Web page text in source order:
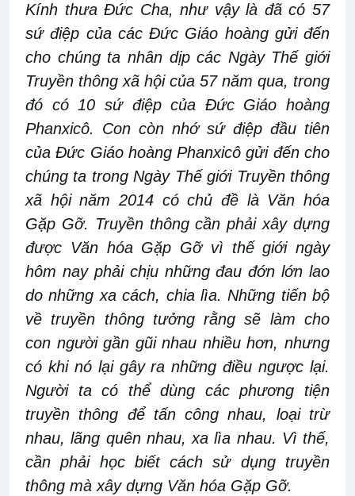
Kính thưa Đức Cha, như vậy là đã có 57
sứ điệp của các Đức Giáo hoàng gửi đến
cho chúng ta nhân dịp các Ngày Thế giới
Truyền thông xã hội của 57 năm qua, trong
đó có 10 sứ điệp của Đức Giáo hoàng
Phanxicô. Con còn nhớ sứ điệp đầu tiên
của Đức Giáo hoàng Phanxicô gửi đến cho
chúng ta trong Ngày Thế giới Truyền thông
xã hội năm 2014 có chủ đề là Văn hóa
Gặp Gỡ. Truyền thông cần phải xây dựng
được Văn hóa Gặp Gỡ vì thế giới ngày
hôm nay phải chịu những đau đớn lớn lao
do những xa cách, chia lìa. Những tiến bộ
về truyền thông tưởng rằng sẽ làm cho
con người gần gũi nhau nhiều hơn, nhưng
có khi nó lại gây ra những điều ngược lại.
Người ta có thể dùng các phương tiện
truyền thông để tấn công nhau, loại trừ
nhau, lãng quên nhau, xa lìa nhau. Vì thế,
cần phải học biết cách sử dụng truyền
thông mà xây dựng Văn hóa Gặp Gỡ.